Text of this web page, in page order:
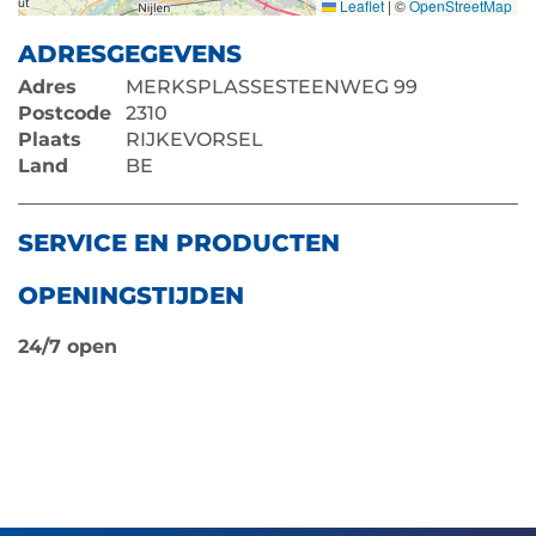
Leaflet | ©OpenStreetMap
ADRESGEGEVENS
Adres
MERKSPLASSESTEENWEG 99
Postcode
2310
Plaats
RIJKEVORSEL
Land
BE
SERVICE EN PRODUCTEN
OPENINGSTIJDEN
24/7 open